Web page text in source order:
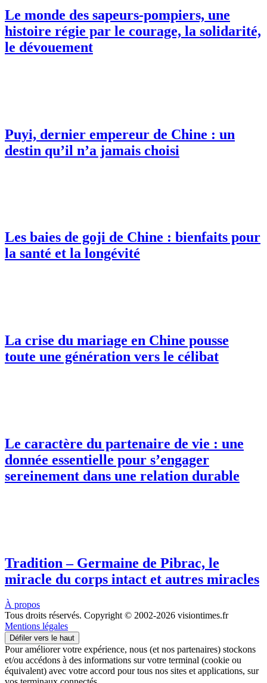
Le monde des sapeurs-pompiers, une
histoire régie par le courage, la solidarité,
le dévouement
Puyi, dernier empereur de Chine : un
destin qu’il n’a jamais choisi
Les baies de goji de Chine : bienfaits pour
la santé et la longévité
La crise du mariage en Chine pousse
toute une génération vers le célibat
Le caractère du partenaire de vie : une
donnée essentielle pour s’engager
sereinement dans une relation durable
Tradition – Germaine de Pibrac, le
miracle du corps intact et autres miracles
À propos
Tous droits réservés. Copyright © 2002-2026 visiontimes.fr
Mentions légales
Défiler vers le haut
Pour améliorer votre expérience, nous (et nos partenaires) stockons
et/ou accédons à des informations sur votre terminal (cookie ou
équivalent) avec votre accord pour tous nos sites et applications, sur